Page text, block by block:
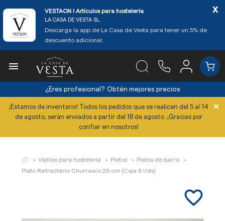
VESTAON l Artículos para hostelería
LA CASA DE VESTA SL.
Descarga la app de La Casa de Vesta para tener un 5% de
descuento adicional.
x

¿Eres profesional? Obtén mejores precios
¡Estamos de inventario! Todos los pedidos que se realicen del 5 al 14
de agosto, serán enviados a partir del 18 de agosto. ¡Gracias por
confiar en nosotros!
×
Vajillas para hostelería Platos
Platos de barro
Plato Refractario Churrasco 26 cm (Caja 6 Uds)
favorite_border